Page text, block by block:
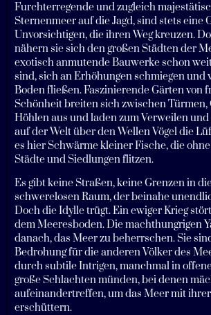
Furchterregende und zugleich
Sternenmeer auf die Jagd, sind stets eine
Unvorsichtigen, die ihren Weg kreuzen.
nähern sie sich den großen Städten der
exotisch anmutende Bauwerke schon
sind, sich an Erhöhungen schmiegen und
Boden fließen. Faszinierende Gärten von
Schönheit breiten sich zwischen Türmen,
Höhlen aus und laden zum Verweilen und
auf der Welt über den Wellen Vögel die
es hier Schwärme kleiner Fische, die
Städte und Siedlungen flitzen.
Es gibt keine Straßen, keine Grenzen in
schwerelosen Raum, der beinahe
Doch die Idylle trügt. Ein ewiger Krieg
dem Meeresboden. Die machthungrigen
danach, das Meer zu beherrschen. Sie
Bedrohung für die anderen Völker des
durch subtile Intrigen, manchmal in
große Schlachten münden, bei denen
aufeinandertreffen, um das Meer mit
erschüttern.